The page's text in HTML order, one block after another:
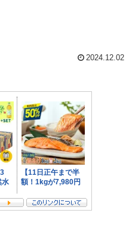
2024.12.02